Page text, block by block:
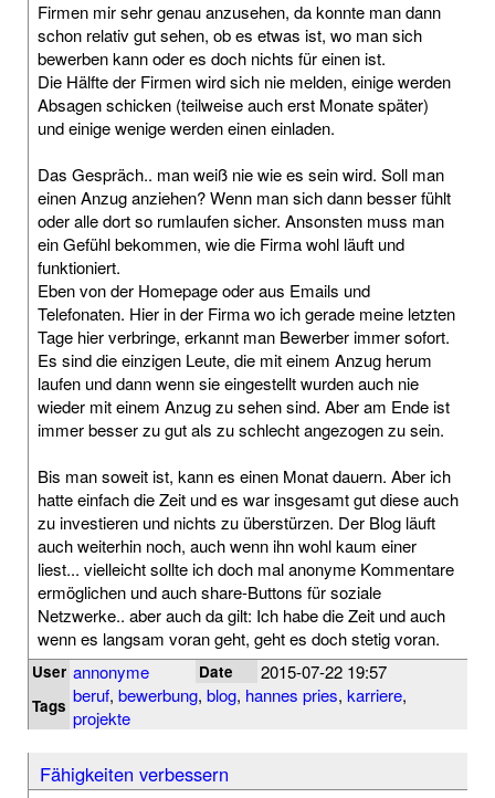
Firmen mir sehr genau anzusehen, da konnte man dann
schon relativ gut sehen, ob es etwas ist, wo man sich
bewerben kann oder es doch nichts für einen ist.
Die Hälfte der Firmen wird sich nie melden, einige werden
Absagen schicken (teilweise auch erst Monate später)
und einige wenige werden einen einladen.
Das Gespräch.. man weiß nie wie es sein wird. Soll man
einen Anzug anziehen? Wenn man sich dann besser fühlt
oder alle dort so rumlaufen sicher. Ansonsten muss man
ein Gefühl bekommen, wie die Firma wohl läuft und
funktioniert.
Eben von der Homepage oder aus Emails und
Telefonaten. Hier in der Firma wo ich gerade meine letzten
Tage hier verbringe, erkannt man Bewerber immer sofort.
Es sind die einzigen Leute, die mit einem Anzug herum
laufen und dann wenn sie eingestellt wurden auch nie
wieder mit einem Anzug zu sehen sind. Aber am Ende ist
immer besser zu gut als zu schlecht angezogen zu sein.
Bis man soweit ist, kann es einen Monat dauern. Aber ich
hatte einfach die Zeit und es war insgesamt gut diese auch
zu investieren und nichts zu überstürzen. Der Blog läuft
auch weiterhin noch, auch wenn ihn wohl kaum einer
liest... vielleicht sollte ich doch mal anonyme Kommentare
ermöglichen und auch share-Buttons für soziale
Netzwerke.. aber auch da gilt: Ich habe die Zeit und auch
wenn es langsam voran geht, geht es doch stetig voran.
User annonyme Date 2015-07-22 19:57
Tags beruf, bewerbung, blog, hannes pries, karriere,
projekte
Fähigkeiten verbessern